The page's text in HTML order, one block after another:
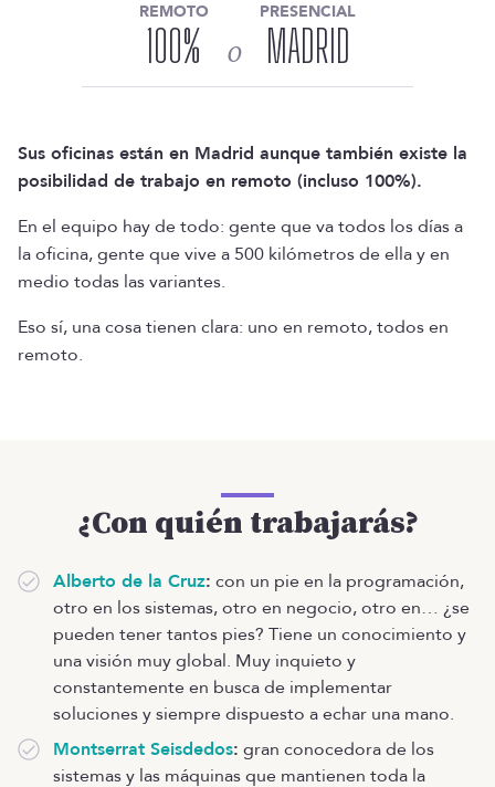
REMOTO
100% o
PRESENCIAL
MADRID
Sus oficinas están en Madrid aunque también existe la
posibilidad de trabajo en remoto (incluso 100%).
En el equipo hay de todo: gente que va todos los días a
la oficina, gente que vive a 500 kilómetros de ella y en
medio todas las variantes.
Eso sí, una cosa tienen clara: uno en remoto, todos en
remoto.
¿Con quién trabajarás?
Alberto de la Cruz: con un pie en la programación,
otro en los sistemas, otro en negocio, otro en… ¿se
pueden tener tantos pies? Tiene un conocimiento y
una visión muy global. Muy inquieto y
constantemente en busca de implementar
soluciones y siempre dispuesto a echar una mano.
Montserrat Seisdedos: gran conocedora de los
sistemas y las máquinas que mantienen toda la